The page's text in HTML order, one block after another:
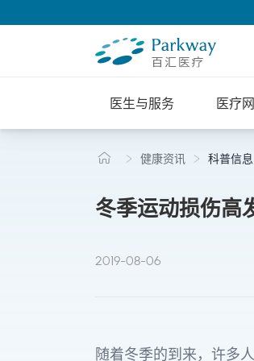
医生与服务 医疗
健康资讯 科普信息
冬季运动损伤高
2019-08-06
随着冬季的到来，许多